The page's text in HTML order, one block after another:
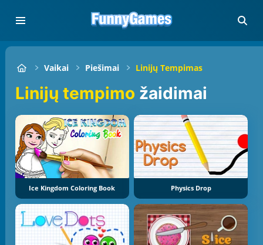
Vaikai Piešimai Linijų Tempimas
Linijų tempimo žaidimai
Ice Kingdom Coloring Book Physics Drop